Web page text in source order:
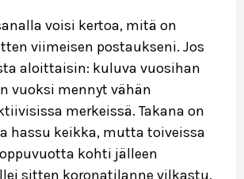
voisi kertoa, mitä on
viimeisen postaukseni. Jos
aloittaisin: kuluva vuosihan
vuoksi mennyt vähän
merkeissä. Takana on
hassu keikka, mutta toiveissa
kohti jälleen
sitten koronatilanne vilkastu.